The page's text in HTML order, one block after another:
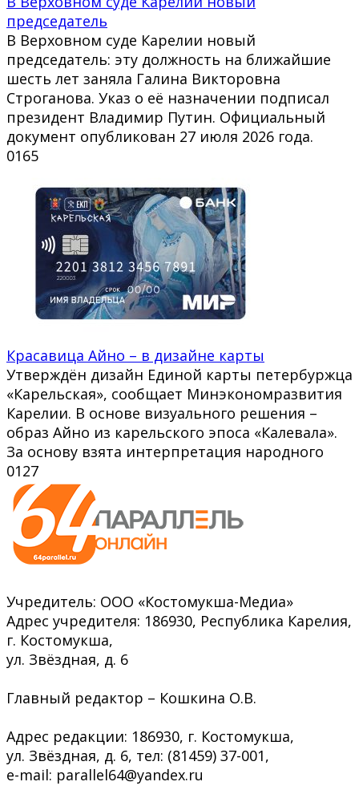
председатель
В Верховном суде Карелии новый
председатель: эту должность на ближайшие
шесть лет заняла Галина Викторовна
Строганова. Указ о её назначении подписал
президент Владимир Путин. Официальный
документ опубликован 27 июля 2026 года.
0165
Красавица Айно – в дизайне карты
Утверждён дизайн Единой карты петербуржца
«Карельская», сообщает Минэкономразвития
Карелии. В основе визуального решения –
образ Айно из карельского эпоса «Калевала».
За основу взята интерпретация народного
0127
Учредитель: ООО «Костомукша-Медиа»
Адрес учредителя: 186930, Республика Карелия,
г. Костомукша,
ул. Звёздная, д. 6
Главный редактор – Кошкина О.В.
Адрес редакции: 186930, г. Костомукша,
ул. Звёздная, д. 6, тел: (81459) 37-001,
e-mail: parallel64@yandex.ru